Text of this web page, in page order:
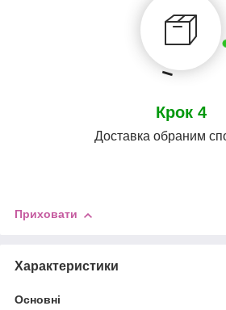
Крок 4
Доставка обраним
Приховати
Характеристики
Основні